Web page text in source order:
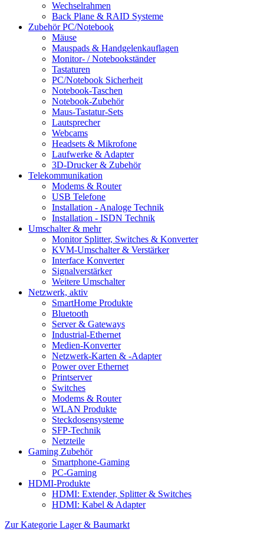
Wechselrahmen
Back Plane & RAID Systeme
Zubehör PC/Notebook
Mäuse
Mauspads & Handgelenkauflagen
Monitor- / Notebookständer
Tastaturen
PC/Notebook Sicherheit
Notebook-Taschen
Notebook-Zubehör
Maus-Tastatur-Sets
Lautsprecher
Webcams
Headsets & Mikrofone
Laufwerke & Adapter
3D-Drucker & Zubehör
Telekommunikation
Modems & Router
USB Telefone
Installation - Analoge Technik
Installation - ISDN Technik
Umschalter & mehr
Monitor Splitter, Switches & Konverter
KVM-Umschalter & Verstärker
Interface Konverter
Signalverstärker
Weitere Umschalter
Netzwerk, aktiv
SmartHome Produkte
Bluetooth
Server & Gateways
Industrial-Ethernet
Medien-Konverter
Netzwerk-Karten & -Adapter
Power over Ethernet
Printserver
Switches
Modems & Router
WLAN Produkte
Steckdosensysteme
SFP-Technik
Netzteile
Gaming Zubehör
Smartphone-Gaming
PC-Gaming
HDMI-Produkte
HDMI: Extender, Splitter & Switches
HDMI: Kabel & Adapter
Zur Kategorie Lager & Baumarkt